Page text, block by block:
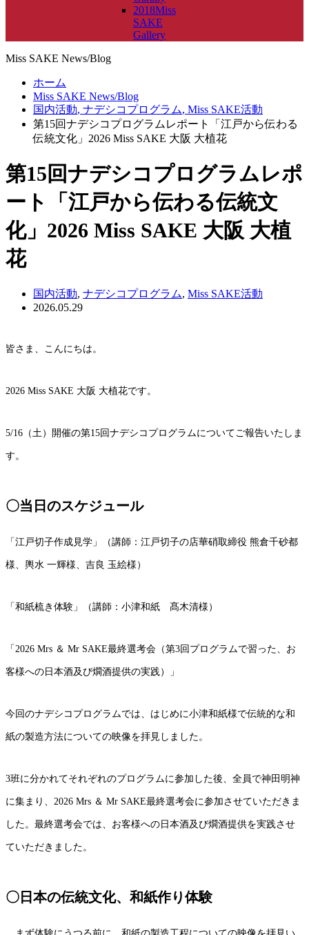
2018Miss
SAKE
Gallery
Miss SAKE News/Blog
ホーム
Miss SAKE News/Blog
国内活動, ナデシコプログラム, Miss SAKE活動
第15回ナデシコプログラムレポート「江戸から伝わる
伝統文化」2026 Miss SAKE 大阪 大植花
第15回ナデシコプログラムレポ
ート「江戸から伝わる伝統文
化」2026 Miss SAKE 大阪 大植
花
国内活動, ナデシコプログラム, Miss SAKE活動
2026.05.29
皆さま、こんにちは。
2026 Miss SAKE 大阪 大植花です。
5/16 （土）開催の第15回ナデシコプログラムについてご報告いたしま
す。
〇当日のスケジュール
「江戸切子作成見学」（講師：江戸切子の店華硝取締役 熊倉千砂都
様、輿水 一輝様、吉良 玉絵様）
「和紙梳き体験」（講師：小津和紙 髙木清様）
「 2026 Mrs ＆ Mr SAKE最終選考会（第3回プログラムで習った、お
客様への日本酒及び燗酒提供の実践）」
今回のナデシコプログラムでは、はじめに小津和紙様で伝統的な和
紙の製造方法についての映像を拝見しました。
3班に分かれてそれぞれのプログラムに参加した後、全員で神田明神
に集まり、 2026 Mrs ＆ Mr SAKE最終選考会に参加させていただきま
した。最終選考会では、お客様への日本酒及び燗酒提供を実践させ
ていただきました。
〇日本の伝統文化、和紙作り体験